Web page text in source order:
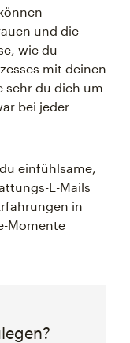
und die
wie du
mit deinen
sehr du dich um
bei jeder
einfühlsame,
E-Mails
in
Momente